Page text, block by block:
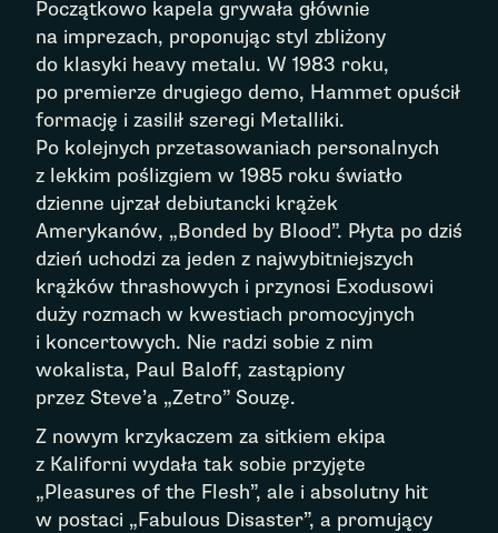
Początkowo kapela grywała głównie
na imprezach, proponując styl zbliżony
do klasyki heavy metalu. W 1983 roku,
po premierze drugiego demo, Hammet opuścił
formację i zasilił szeregi Metalliki.
Po kolejnych przetasowaniach personalnych
z lekkim poślizgiem w 1985 roku światło
dzienne ujrzał debiutancki krążek
Amerykanów, „Bonded by Blood”. Płyta po dziś
dzień uchodzi za jeden z najwybitniejszych
krążków thrashowych i przynosi Exodusowi
duży rozmach w kwestiach promocyjnych
i koncertowych. Nie radzi sobie z nim
wokalista, Paul Baloff, zastąpiony
przez Steve’a „Zetro” Souzę.
Z nowym krzykaczem za sitkiem ekipa
z Kaliforni wydała tak sobie przyjęte
„Pleasures of the Flesh”, ale i absolutny hit
w postaci „Fabulous Disaster”, a promujący